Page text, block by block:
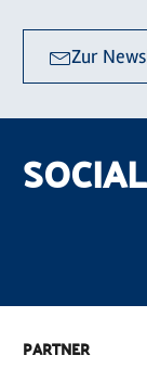
Zur
PARTNER